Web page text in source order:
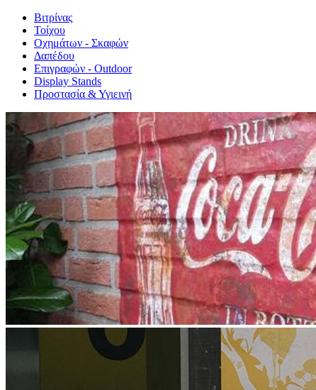
Βιτρίνας
Τοίχου
Οχημάτων - Σκαφών
Δαπέδου
Επιγραφών - Outdoor
Display Stands
Προστασία & Υγιεινή